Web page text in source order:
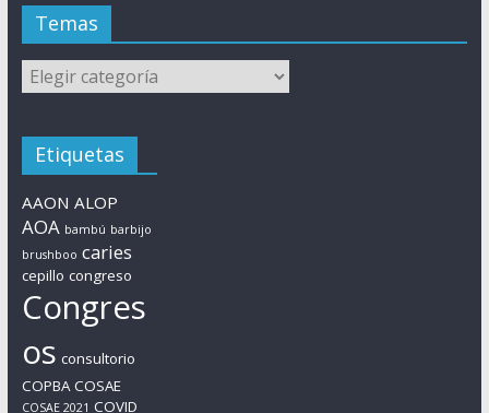
Temas
Temas
Etiquetas
AAON ALOP
AOA bambú barbijo
brushboo caries
cepillo congreso
Congres
os consultorio
COPBA COSAE
COSAE 2021 COVID